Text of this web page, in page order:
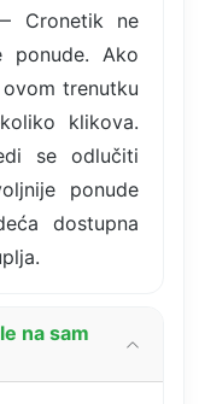
Cronetik ne
ponude. Ako
trenutku
klikova.
se odlučiti
ponude
dostupna
na sam